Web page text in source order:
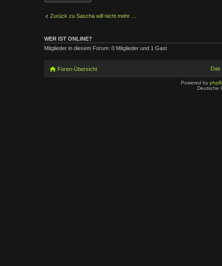
Zurück zu Sascha will nicht mehr ...
WER IST ONLINE?
Mitglieder in diesem Forum: 0 Mitglieder und 1 Gast
Foren-Übersicht Das
Powered by
Deutsche